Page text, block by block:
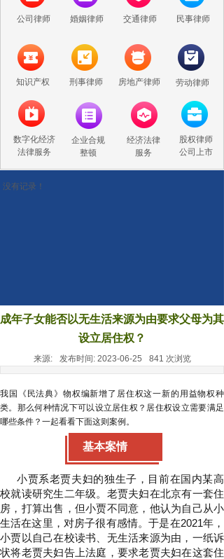
股权律师
公司上市
数字化经济
法律服务
经济法律
服务
企业合规
整顿
公司律师 婚姻律师 交通律师 民事律师
知识产权 刑事律师 房地产律师 劳动律师
没有记录！
成年子女能否以无生活来源为由要求父母为其
设立居住权？
来源: 发布时间: 2023-06-25 841 次浏览
我国 《民法典》物权编新增了居住权这一新的用益物权种
类。那么何种情况下可以设立居住权？居住权设立需要满足
哪些条件？一起看看下面这则案例。
基本案情
小贾系老贾夫妇的独生子，目前在国内某高
校就读研究生二年级。老贾夫妇在北京有一套住
房，打算出售，但小贾不同意，他认为自己从小
生活在这里，对房子很有感情。于是在2021年，
小贾以自己在校读书、无生活来源为由，一纸诉
状将老贾夫妇告上法庭，要求老贾夫妇在这套住